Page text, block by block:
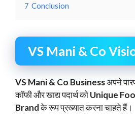
7 Conclusion
VS Mani & Co
VS Mani & Co Businessअपने
कॉफी और खाद्य पदार्थ कोUnique
Brandके रूप प्रख्यात करना चाहते हैं।